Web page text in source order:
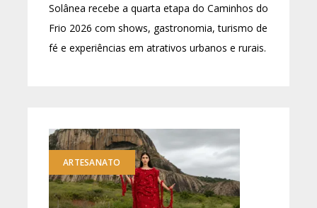
Solânea recebe a quarta etapa do Caminhos do
Frio 2026 com shows, gastronomia, turismo de
fé e experiências em atrativos urbanos e rurais.
ARTESANATO